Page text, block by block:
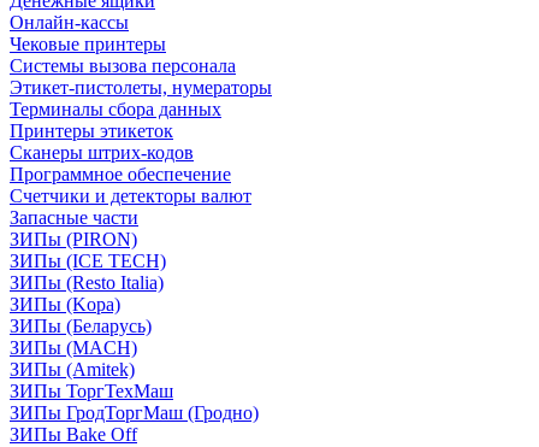
Онлайн-кассы
Чековые принтеры
Системы вызова персонала
Этикет-пистолеты, нумераторы
Терминалы сбора данных
Принтеры этикеток
Сканеры штрих-кодов
Программное обеспечение
Счетчики и детекторы валют
Запасные части
ЗИПы (PIRON)
ЗИПы (ICE TECH)
ЗИПы (Resto Italia)
ЗИПы (Kopa)
ЗИПы (Беларусь)
ЗИПы (MACH)
ЗИПы (Amitek)
ЗИПы ТоргТехМаш
ЗИПы ГродТоргМаш (Гродно)
ЗИПы Bake Off